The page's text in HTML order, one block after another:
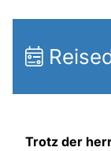
Trotz der